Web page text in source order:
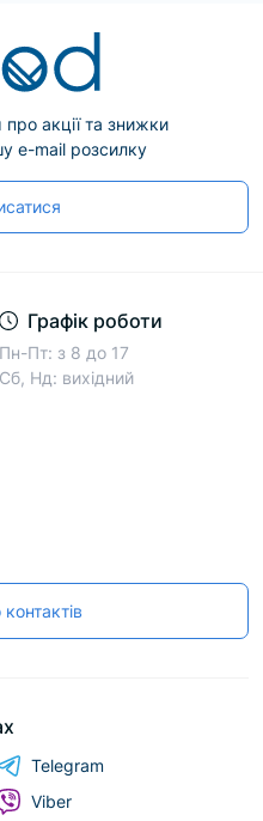
акції та знижки
e-mail розсилку
Графік роботи
Пн-Пт: з 8 до 17
Сб, Нд: вихідний
Telegram
Viber